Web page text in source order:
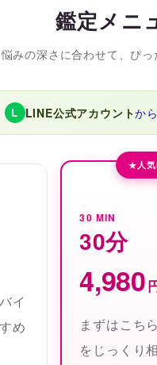
鑑定メニ
悩みの深さに合わせて、ぴ
L LINE公式アカウントか
イ
め
人
30 MIN
30分
4,980
まずはこち
をじっくり